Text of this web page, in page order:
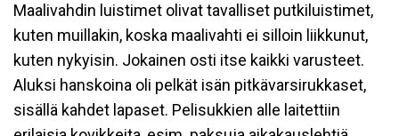
Maalivahdin luistimet olivat tavalliset putkiluistimet,
kuten muillakin, koska maalivahti ei silloin liikkunut,
kuten nykyisin. Jokainen osti itse kaikki varusteet.
Aluksi hanskoina oli pelkät isän pitkävarsirukkaset,
sisällä kahdet lapaset. Pelisukkien alle laitettiin